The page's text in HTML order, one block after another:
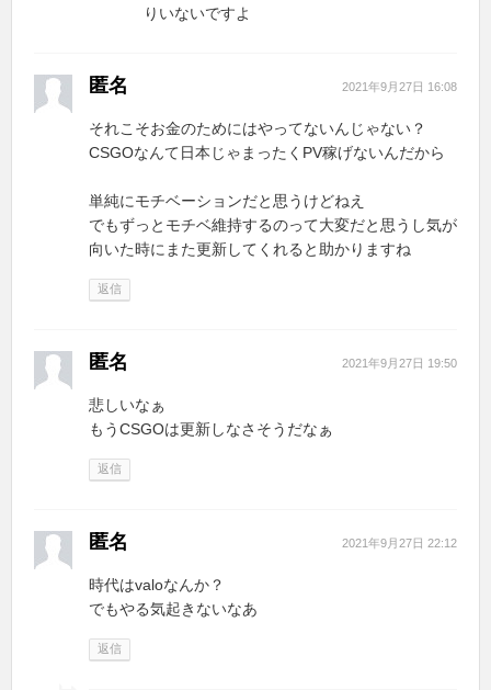
りいないですよ
匿名 2021年9月27日 16:08
それこそお金のためにはやってないんじゃない？
CSGOなんて日本じゃまったくPV稼げないんだから
単純にモチベーションだと思うけどねえ
でもずっとモチベ維持するのって大変だと思うし気が
向いた時にまた更新してくれると助かりますね
返信
匿名 2021年9月27日 19:50
悲しいなぁ
もうCSGOは更新しなさそうだなぁ
返信
匿名 2021年9月27日 22:12
時代はvaloなんか？
でもやる気起きないなあ
返信